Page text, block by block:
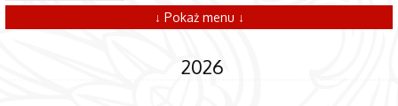
↓ Pokaż menu ↓
2026